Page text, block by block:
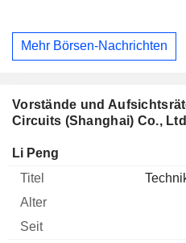
Mehr Börsen-Nachrichten
Vorstände und
Circuits (Shanghai) Co.,
Manager
Li Peng